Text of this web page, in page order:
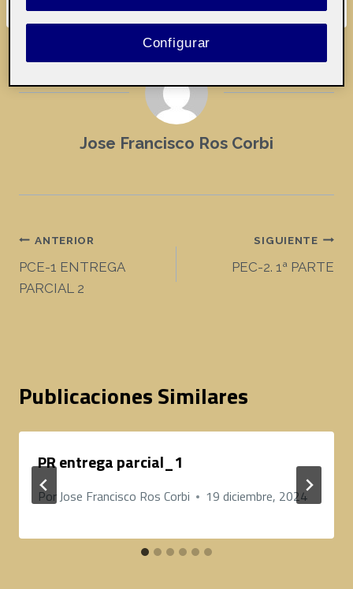
Jose Francisco Ros Corbi
Navegación
de
ANTERIOR
PCE-1 ENTREGA
PARCIAL 2
SIGUIENTE
PEC-2. 1ª PARTE
Publicaciones Similares
PR entrega parcial_1
PorJose Francisco Ros Corbi 19 diciembre, 2024
Configurar